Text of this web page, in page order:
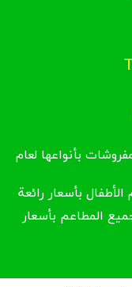
لعام
رائعة
بأسعار